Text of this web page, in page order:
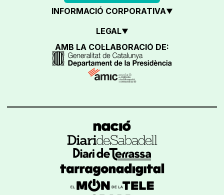
INFORMACIÓ CORPORATIVA
LEGAL
AMB LA COL·LABORACIÓ DE: